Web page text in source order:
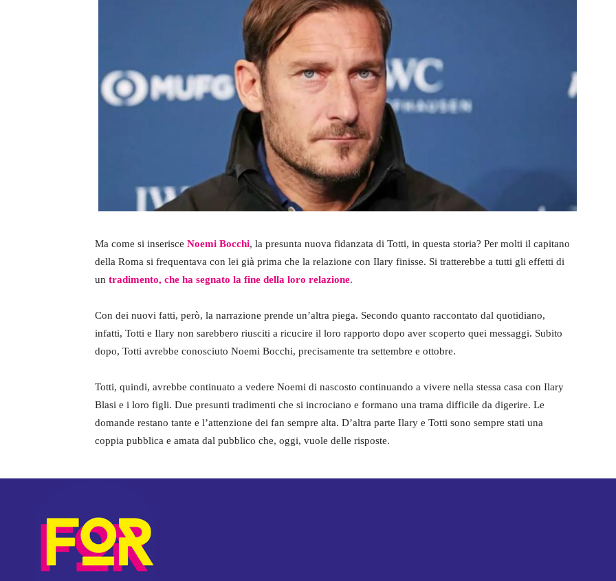
Ma come si inserisce Noemi Bocchi, la presunta nuova fidanzata di Totti, in questa storia? Per molti il capitano
della Roma si frequentava con lei già prima che la relazione con Ilary finisse. Si tratterebbe a tutti gli effetti di
un tradimento, che ha segnato la fine della loro relazione.
Con dei nuovi fatti, però, la narrazione prende un’altra piega. Secondo quanto raccontato dal quotidiano,
infatti, Totti e Ilary non sarebbero riusciti a ricucire il loro rapporto dopo aver scoperto quei messaggi. Subito
dopo, Totti avrebbe conosciuto Noemi Bocchi, precisamente tra settembre e ottobre.
Totti, quindi, avrebbe continuato a vedere Noemi di nascosto continuando a vivere nella stessa casa con Ilary
Blasi e i loro figli. Due presunti tradimenti che si incrociano e formano una trama difficile da digerire. Le
domande restano tante e l’attenzione dei fan sempre alta. D’altra parte Ilary e Totti sono sempre stati una
coppia pubblica e amata dal pubblico che, oggi, vuole delle risposte.